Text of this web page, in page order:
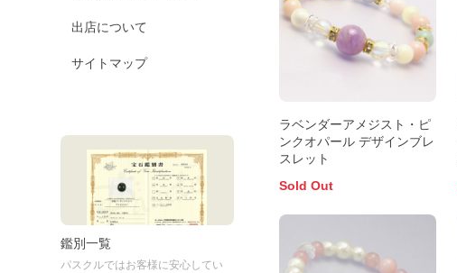
出店について
サイトマップ
鑑別一覧
パスクルではお客様に安心してい
ラベンダーアメジスト・ピ
ンクオパール デザインブレ
スレット
Sold Out